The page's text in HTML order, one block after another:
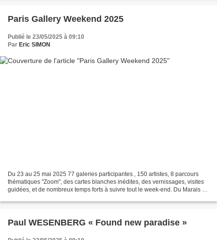
Paris Gallery Weekend 2025
Publié le 23/05/2025 à 09:10
Par Eric SIMON
Du 23 au 25 mai 2025 77 galeries participantes , 150 artistes, 8 parcours
thématiques "Zoom", des cartes blanches inédites, des vernissages, visites
guidées, et de nombreux temps forts à suivre tout le week-end. Du Marais à
Paul WESENBERG « Found new paradise »